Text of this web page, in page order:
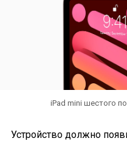
iPad mini шестого
Устройство должно